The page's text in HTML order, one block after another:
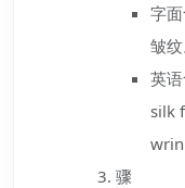
字
皱纹
英
silk
骤